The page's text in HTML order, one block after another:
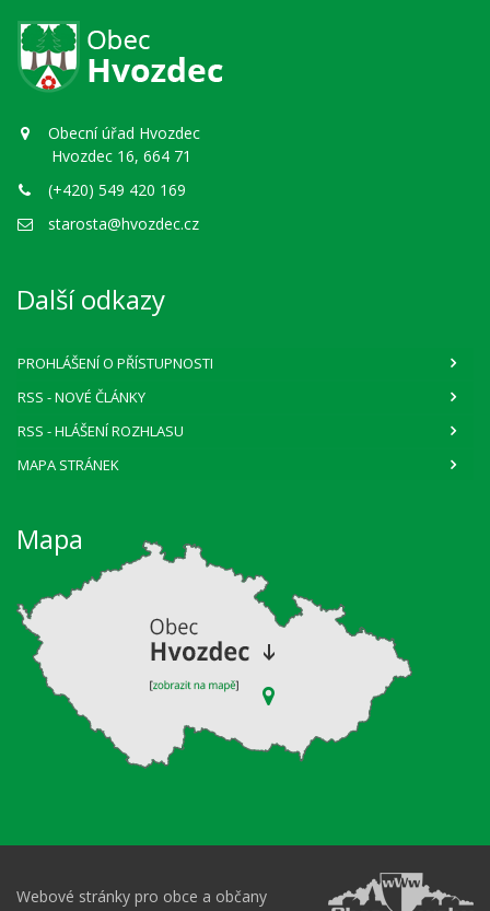
Obecní úřad Hvozdec
Hvozdec 16, 664 71
(+420) 549 420 169
starosta@hvozdec.cz
Další odkazy
PROHLÁŠENÍ O PŘÍSTUPNOSTI
RSS - NOVÉ ČLÁNKY
RSS - HLÁŠENÍ ROZHLASU
MAPA STRÁNEK
Mapa
Webové stránky pro obce a občany